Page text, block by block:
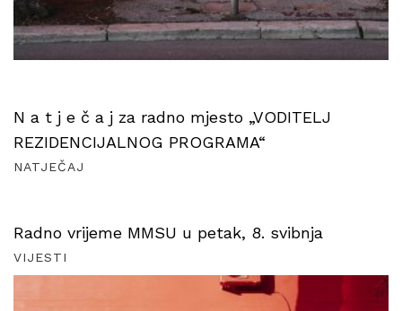
N a t j e č a j za radno mjesto „VODITELJ
REZIDENCIJALNOG PROGRAMA“
NATJEČAJ
Radno vrijeme MMSU u petak, 8. svibnja
VIJESTI